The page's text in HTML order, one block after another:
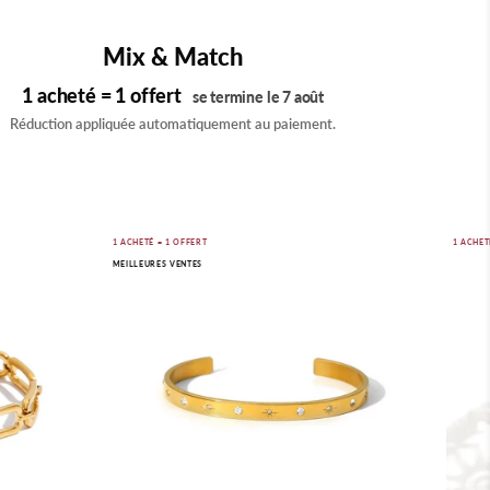
Mix & Match
1 acheté = 1 offert se termine le 7 août
Réduction appliquée automatiquement au paiement.
plaqué
or
1 ACHETÉ = 1 OFFERT
MEILLEURES VENTES
1